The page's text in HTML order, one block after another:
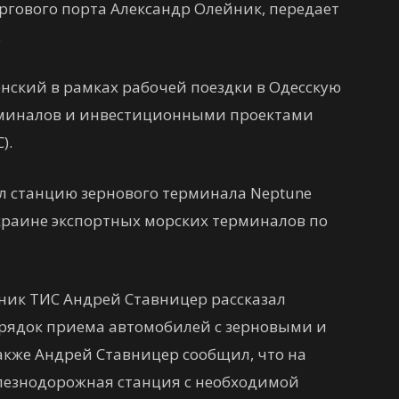
порта Александр Олейник, передает
в рамках рабочей поездки в Одесскую
и инвестиционными проектами
станцию зернового терминала Neptune
экспортных морских терминалов по
ТИС Андрей Ставницер рассказал
приема автомобилей с зерновыми и
Андрей Ставницер сообщил, что на
станция с необходимой